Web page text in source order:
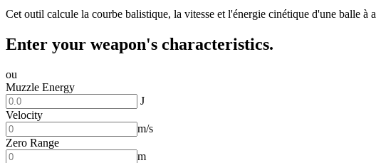
Cet outil calcule la courbe balistique, la vitesse et l'énergie cinétique d'une balle à
Enter your weapon's characteristics.
ou
Muzzle Energy
J
Velocity
m/s
Zero Range
m